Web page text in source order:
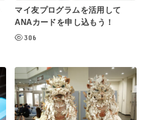
マイ友プログラムを活用して
ANAカードを申し込もう！
306